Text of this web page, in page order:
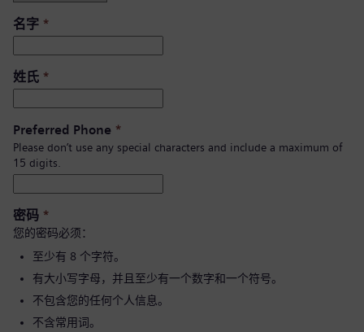
名字 *
姓氏 *
Preferred Phone *
Please don’t use any special characters and include a maximum of
15 digits.
密码 *
您的密码必须：
至少有 8 个字符。
有大小写字母，并且至少有一个数字和一个符号。
不包含您的任何个人信息。
不含常用词。